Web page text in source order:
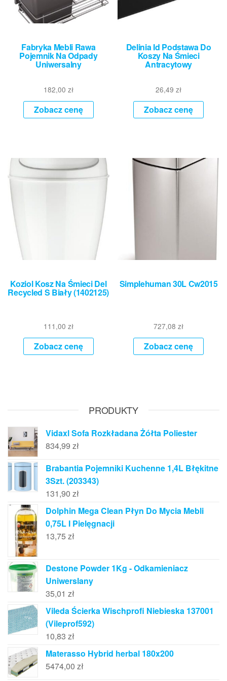
Fabryka Mebli Rawa
Pojemnik Na Odpady
Uniwersalny
182,00 zł
Zobacz cenę
Delinia Id Podstawa Do
Koszy Na Śmieci
Antracytowy
26,49zł
Zobacz cenę
Koziol Kosz Na Śmieci Del
Recycled S Biały (1402125)
111,00 zł
Zobacz cenę
Simplehuman 30L Cw2015
727,08zł
Zobacz cenę
PRODUKTY
Vidaxl Sofa Rozkładana Żółta Poliester
834,99 zł
Brabantia Pojemniki Kuchenne 1,4L Błękitne
3Szt. (203343)
131,90 zł
Dolphin Mega Clean Płyn Do Mycia Mebli
0,75L I Pielęgnacji
13,75 zł
Destone Powder 1Kg - Odkamieniacz
Uniwerslany
35,01 zł
Vileda Ścierka Wischprofi Niebieska 137001
(Vileprof592)
10,83 zł
Materasso Hybrid herbal 180x200
5474,00 zł